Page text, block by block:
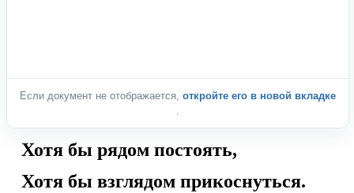
Если документ не отображается, откройте его в новой вкладке
Хотя бы рядом постоять,
Хотя бы взглядом прикоснуться.